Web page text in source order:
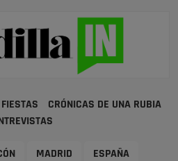
FIESTAS
CRÓNICAS DE UNA RUBIA
MADRID ESPAÑA